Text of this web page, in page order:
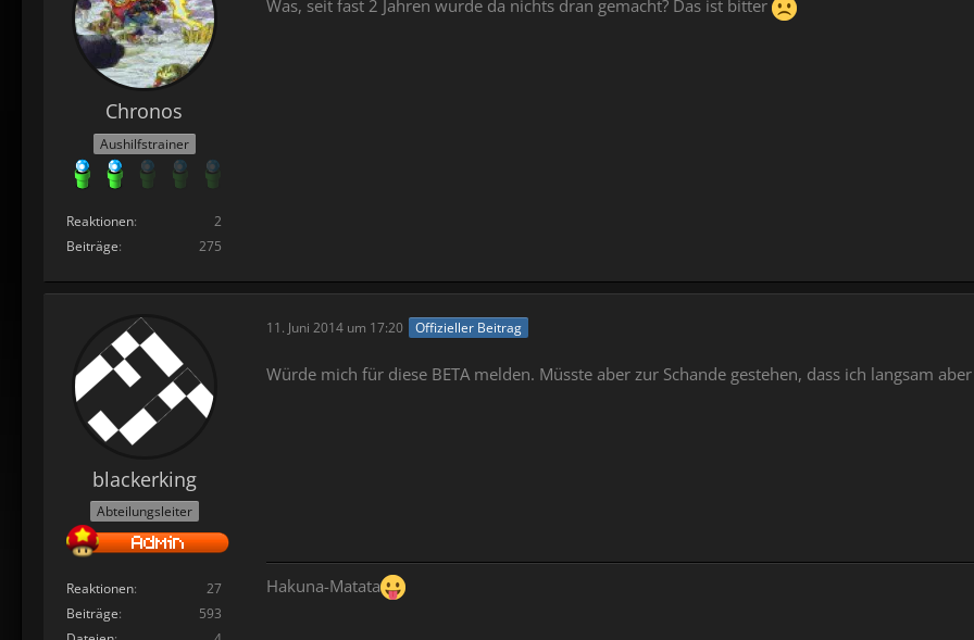
Chronos
Aushilfstrainer
Reaktionen
2
Beiträge
275
Was, seit fast 2 Jahren wurde da nichts dran gemacht? Das ist bitter
blackerking
Abteilungsleiter
Reaktionen
27
Beiträge
593
11. Juni 2014 um 17:20 Offizieller Beitrag
Würde mich für diese BETA melden. Müsste aber zur Schande gestehen, dass ich langsam
Hakuna-Matata